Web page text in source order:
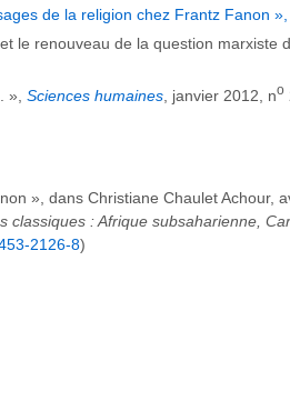
de la religion chez Frantz Fanon »,
le renouveau de la question marxiste
», Sciences humaines , janvier 2012, no
», dans Christiane Chaulet Achour,
classiques : Afrique subsaharienne,
2126-8)